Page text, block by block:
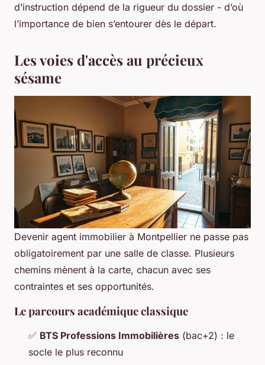
d’instruction dépend de la rigueur du dossier - d’où
l’importance de bien s’entourer dès le départ.
Les voies d'accès au précieux
sésame
Devenir agent immobilier à Montpellier ne passe pas
obligatoirement par une salle de classe. Plusieurs
chemins mènent à la carte, chacun avec ses
contraintes et ses opportunités.
Le parcours académique classique
✅ BTS Professions Immobilières (bac+2) : le
socle le plus reconnu